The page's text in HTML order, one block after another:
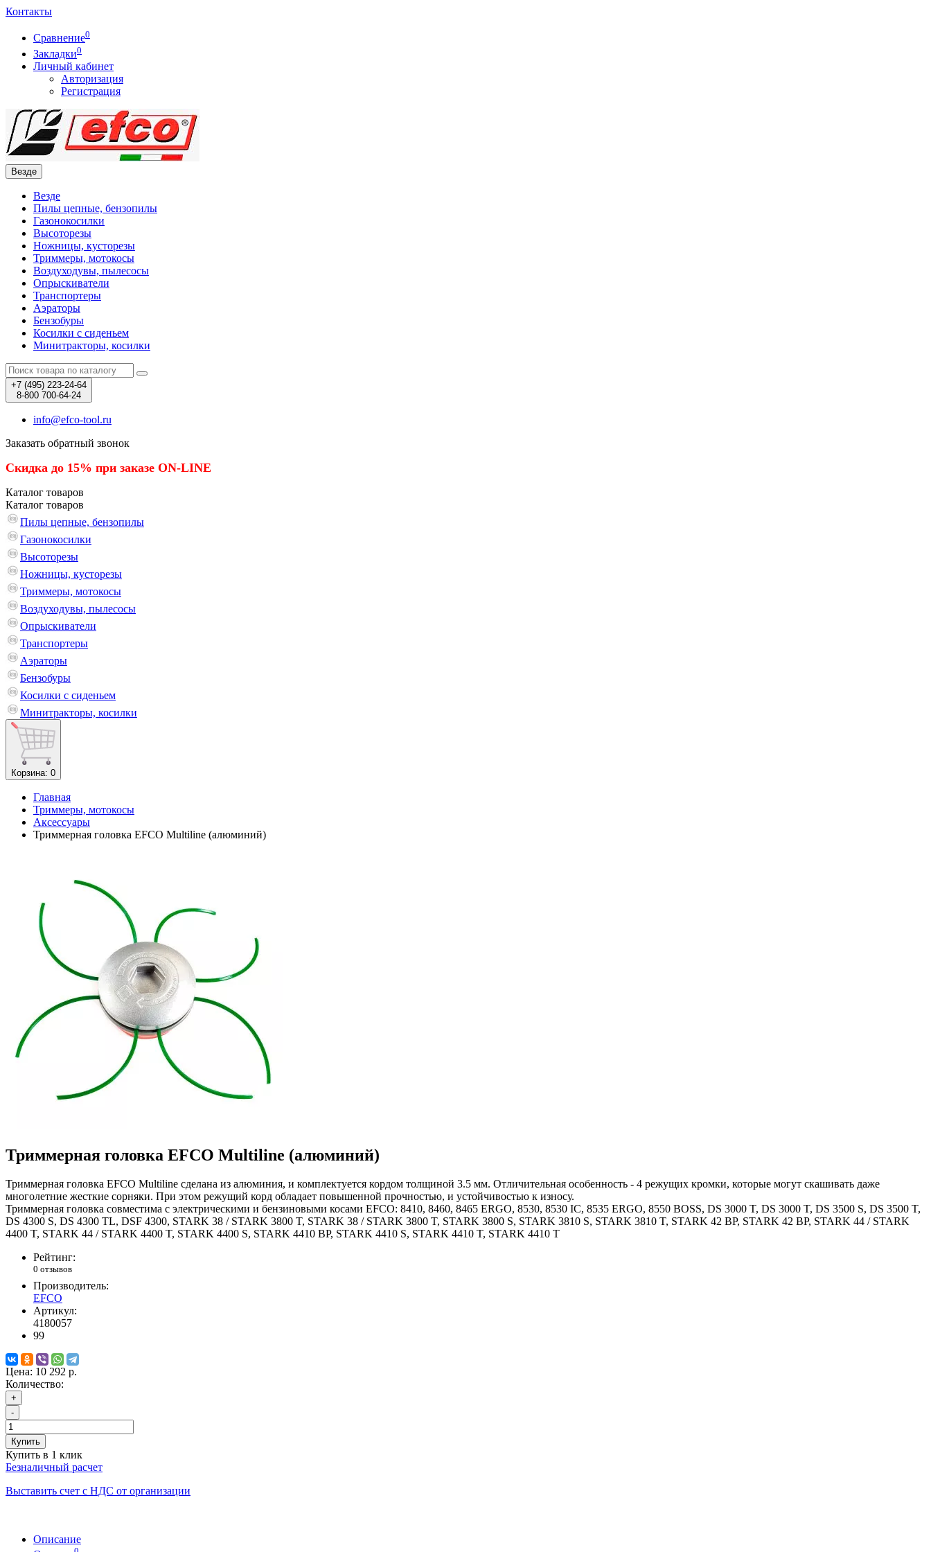
Контакты
Сравнение0
Закладки0
Личный кабинет
Авторизация
Регистрация
Везде
Везде
Пилы цепные, бензопилы
Газонокосилки
Высоторезы
Ножницы, кусторезы
Триммеры, мотокосы
Воздуходувы, пылесосы
Опрыскиватели
Транспортеры
Аэраторы
Бензобуры
Косилки с сиденьем
Минитракторы, косилки
+7 (495) 223-24-64
8-800 700-64-24
info@efco-tool.ru
Заказать обратный звонок
Скидка до 15% при заказе ON-LINE
Каталог товаров
Каталог товаров
Пилы цепные, бензопилы
Газонокосилки
Высоторезы
Ножницы, кусторезы
Триммеры, мотокосы
Воздуходувы, пылесосы
Опрыскиватели
Транспортеры
Аэраторы
Бензобуры
Косилки с сиденьем
Минитракторы, косилки
Корзина: 0
Главная
Триммеры, мотокосы
Аксессуары
Триммерная головка EFCO Multiline (алюминий)
Триммерная головка EFCO Multiline (алюминий)
Триммерная головка EFCO Multiline сделана из алюминия, и комплектуется кордом толщиной 3.5 мм. Отличительная особенность - 4 режущих кромки, которые могут скашивать даже
многолетние жесткие сорняки. При этом режущий корд обладает повышенной прочностью, и устойчивостью к износу.
Триммерная головка совместима с электрическими и бензиновыми косами EFCO: 8410, 8460, 8465 ERGO, 8530, 8530 IC, 8535 ERGO, 8550 BOSS, DS 3000 T, DS 3000 T, DS 3500 S, DS 3500 T,
DS 4300 S, DS 4300 TL, DSF 4300, STARK 38 / STARK 3800 T, STARK 38 / STARK 3800 T, STARK 3800 S, STARK 3810 S, STARK 3810 T, STARK 42 BP, STARK 42 BP, STARK 44 / STARK
4400 T, STARK 44 / STARK 4400 T, STARK 4400 S, STARK 4410 BP, STARK 4410 S, STARK 4410 T, STARK 4410 T
Рейтинг:
0 отзывов
Производитель:
EFCO
Артикул:
4180057
99
Цена: 10 292 р.
Количество:
+
-
Купить
Купить в 1 клик
Безналичный расчет
Выставить счет с НДС от организации
Описание